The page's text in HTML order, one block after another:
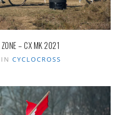
– CX MK 2021
CYCLOCROSS